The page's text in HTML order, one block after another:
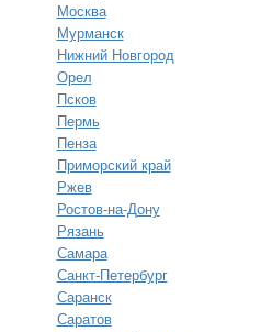
Москва
Мурманск
Нижний Новгород
Орел
Псков
Пермь
Пенза
Приморский край
Ржев
Ростов-на-Дону
Рязань
Самара
Санкт-Петербург
Саранск
Саратов